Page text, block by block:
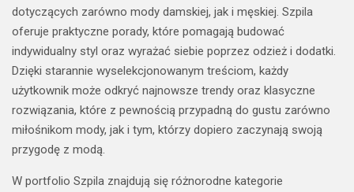
dotyczących zarówno mody damskiej, jak i męskiej. Szpila
oferuje praktyczne porady, które pomagają budować
indywidualny styl oraz wyrażać siebie poprzez odzież i dodatki.
Dzięki starannie wyselekcjonowanym treściom, każdy
użytkownik może odkryć najnowsze trendy oraz klasyczne
rozwiązania, które z pewnością przypadną do gustu zarówno
miłośnikom mody, jak i tym, którzy dopiero zaczynają swoją
przygodę z modą.
W portfolio Szpila znajdują się różnorodne kategorie